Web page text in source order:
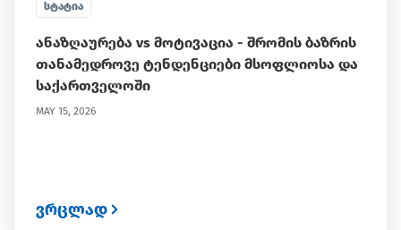
ᲡᲢᲐᲢᲘᲐ
ანაზღაურება vs მოტივაცია - შრომის ბაზრის
თანამედროვე ტენდენციები მსოფლიოსა და
საქართველოში
MAY 15, 2026
ვრცლად